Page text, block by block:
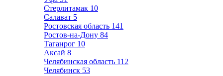
Стерлитамак 10
Салават 5
Ростовская область 141
Ростов-на-Дону 84
Таганрог 10
Аксай 8
Челябинская область 112
Челябинск 53